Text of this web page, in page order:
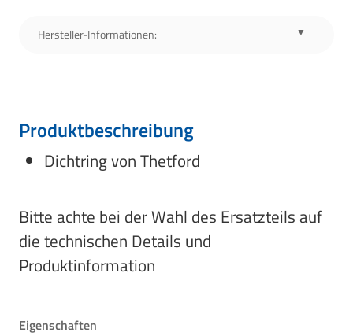
Hersteller-Informationen:
Produktbeschreibung
Dichtring von Thetford
Bitte achte bei der Wahl des Ersatzteils auf
die technischen Details und
Produktinformation
Eigenschaften